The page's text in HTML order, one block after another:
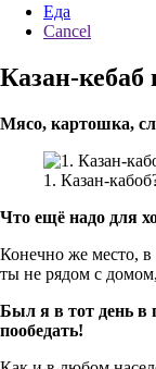
Еда
Cancel
Казан-кебаб
Мясо, картошка,
1. Казан-
Что ещё надо для
Конечно же место, в
ты не рядом с
Был я в тот день в
пообедать!